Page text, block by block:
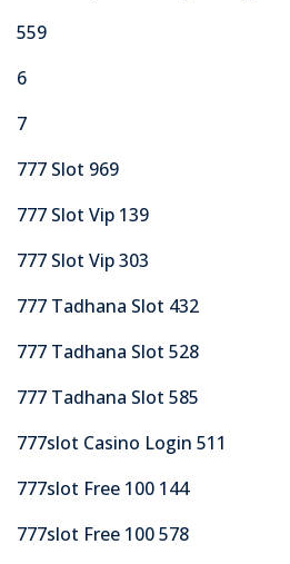
559
6
7
777 Slot 969
777 Slot Vip 139
777 Slot Vip 303
777 Tadhana Slot 432
777 Tadhana Slot 528
777 Tadhana Slot 585
777slot Casino Login 511
777slot Free 100 144
777slot Free 100 578